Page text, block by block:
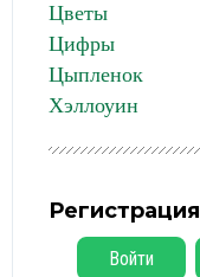
Цветы
Цифры
Цыпленок
Хэллоуин
Регистрация
Войти